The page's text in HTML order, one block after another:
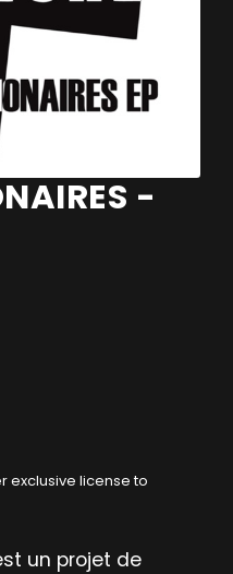
-
exclusive license to
un projet de